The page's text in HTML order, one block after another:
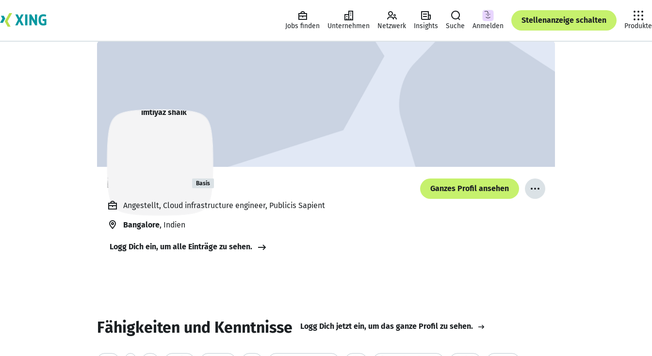
Jobs finden Unternehmen Netzwerk Insights Suche Anmelden
Stellenanzeige schalten
Produkte
imtiyaz shaik Basis
Ganzes Profil ansehen
Angestellt, Cloud infrastructure engineer, Publicis Sapient
Bangalore, Indien
Logg Dich ein, um alle Einträge zu sehen.
Fähigkeiten und Kenntnisse Logg Dich jetzt ein, um das ganze Profil zu sehen.